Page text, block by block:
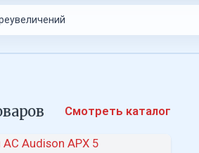
Смотреть каталог